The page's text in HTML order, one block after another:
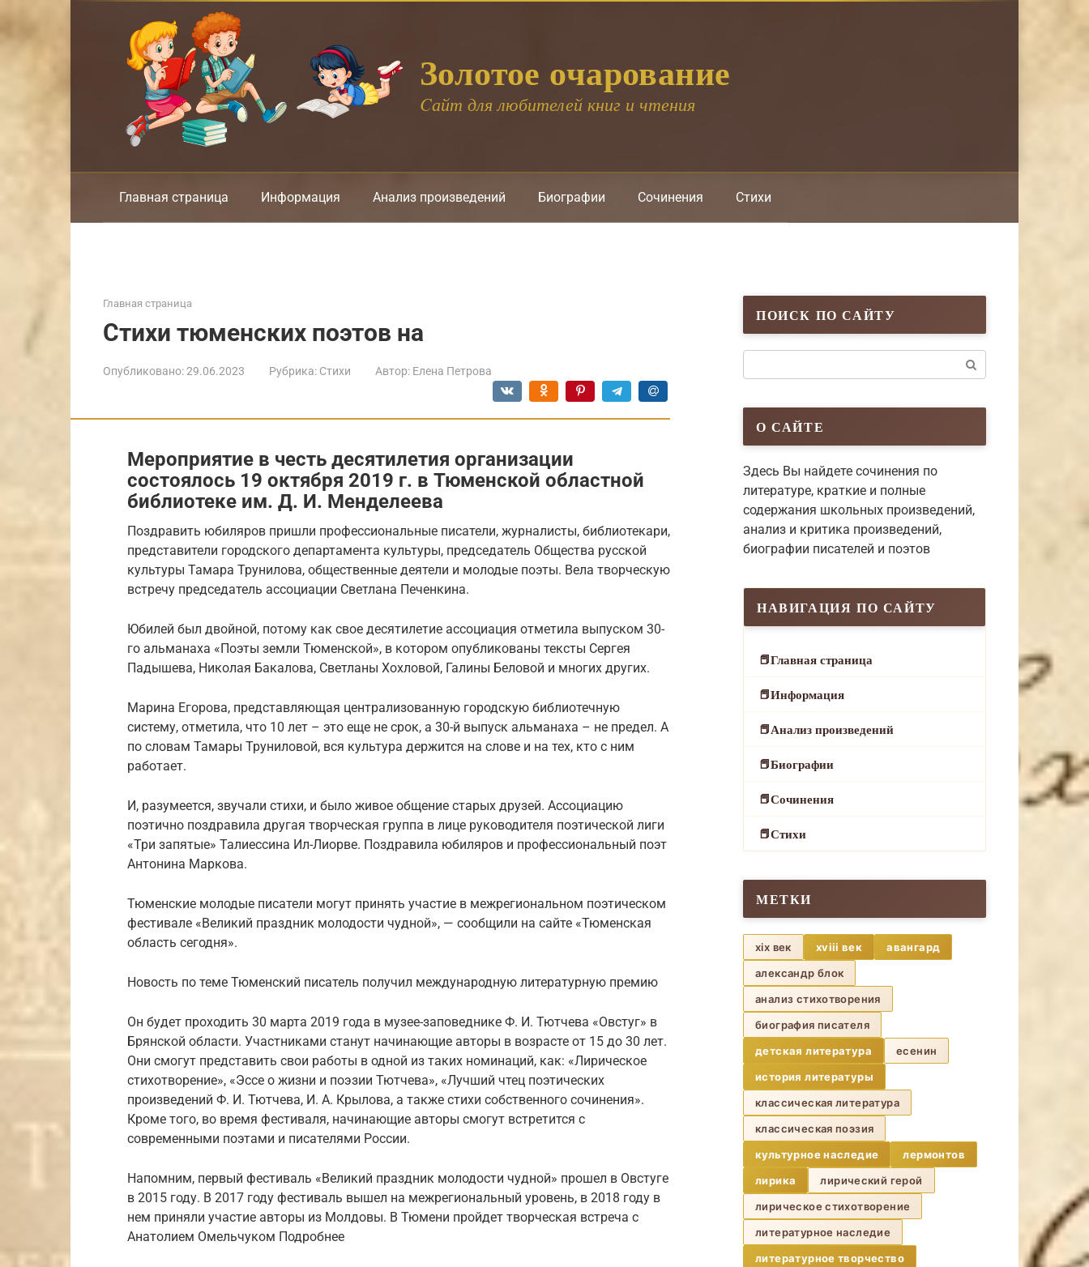
Золотое очарование
Cайт для любителей книг и чтения
Главная страница Информация Анализ произведений Биографии Сочинения Стихи
Главная страница
Стихи тюменских поэтов на
Опубликовано:29.06.2023 Рубрика: Стихи Автор: Елена Петрова
Мероприятие в честь десятилетия организации
состоялось 19 октября 2019 г. в Тюменской областной
библиотеке им. Д. И. Менделеева
Поздравить юбиляров пришли профессиональные писатели, журналисты, библиотекари,
представители городского департамента культуры, председатель Общества русской
культуры Тамара Трунилова, общественные деятели и молодые поэты. Вела творческую
встречу председатель ассоциации Светлана Печенкина.
Юбилей был двойной, потому как свое десятилетие ассоциация отметила выпуском 30-
го альманаха «Поэты земли Тюменской», в котором опубликованы тексты Сергея
Падышева, Николая Бакалова, Светланы Хохловой, Галины Беловой и многих других.
Марина Егорова, представляющая централизованную городскую библиотечную
систему, отметила, что 10 лет – это еще не срок, а 30-й выпуск альманаха – не предел. А
по словам Тамары Труниловой, вся культура держится на слове и на тех, кто с ним
работает.
И, разумеется, звучали стихи, и было живое общение старых друзей. Ассоциацию
поэтично поздравила другая творческая группа в лице руководителя поэтической лиги
«Три запятые» Талиессина Ил-Лиорве. Поздравила юбиляров и профессиональный поэт
Антонина Маркова.
Тюменские молодые писатели могут принять участие в межрегиональном поэтическом
фестивале «Великий праздник молодости чудной», — сообщили на сайте «Тюменская
область сегодня».
Новость по теме Тюменский писатель получил международную литературную премию
Он будет проходить 30 марта 2019 года в музее-заповеднике Ф. И. Тютчева «Овстуг» в
Брянской области. Участниками станут начинающие авторы в возрасте от 15 до 30 лет.
Они смогут представить свои работы в одной из таких номинаций, как: «Лирическое
стихотворение», «Эссе о жизни и поэзии Тютчева», «Лучший чтец поэтических
произведений Ф. И. Тютчева, И. А. Крылова, а также стихи собственного сочинения».
Кроме того, во время фестиваля, начинающие авторы смогут встретится с
современными поэтами и писателями России.
Напомним, первый фестиваль «Великий праздник молодости чудной» прошел в Овстуге
в 2015 году. В 2017 году фестиваль вышел на межрегиональный уровень, в 2018 году в
нем приняли участие авторы из Молдовы. В Тюмени пройдет творческая встреча с
Анатолием Омельчуком Подробнее
ПОИСК ПО САЙТУ
О САЙТЕ
Здесь Вы найдете сочинения по
литературе, краткие и полные
содержания школьных произведений,
анализ и критика произведений,
биографии писателей и поэтов
НАВИГАЦИЯ ПО САЙТУ
Главная страница
Информация
Анализ произведений
Биографии
Сочинения
Стихи
МЕТКИ
xix век xviii век
авангард
александр блок
анализ стихотворения
биография писателя
детская литература
есенин
история литературы
классическая литература
классическая поэзия
культурное наследие
лермонтов
лирика
лирический герой
лирическое стихотворение
литературное наследие
литературное творчество